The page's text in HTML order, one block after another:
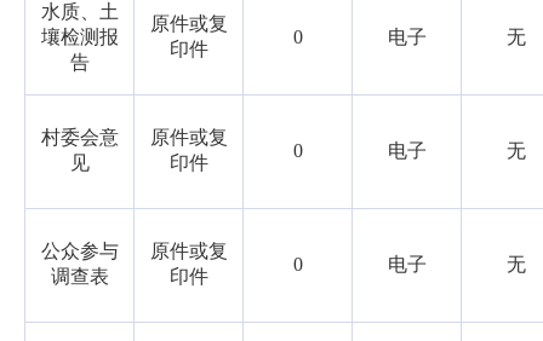
水质、土
壤检测报
告
原件或复
印件
0 电子 无
村委会意
见
原件或复
印件
0 电子 无
公众参与
调查表
原件或复
印件
0 电子 无